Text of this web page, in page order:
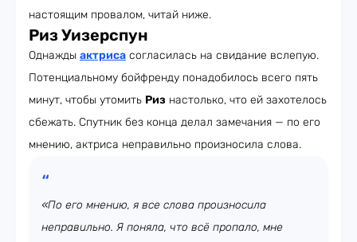
настоящим провалом, читай ниже.
Риз Уизерспун
Однажды актриса согласилась на свидание вслепую.
Потенциальному бойфренду понадобилось всего пять
минут, чтобы утомить Риз настолько, что ей захотелось
сбежать. Спутник без конца делал замечания — по его
мнению, актриса неправильно произносила слова.
«По его мнению, я все слова произносила
неправильно. Я поняла, что всё пропало, мне